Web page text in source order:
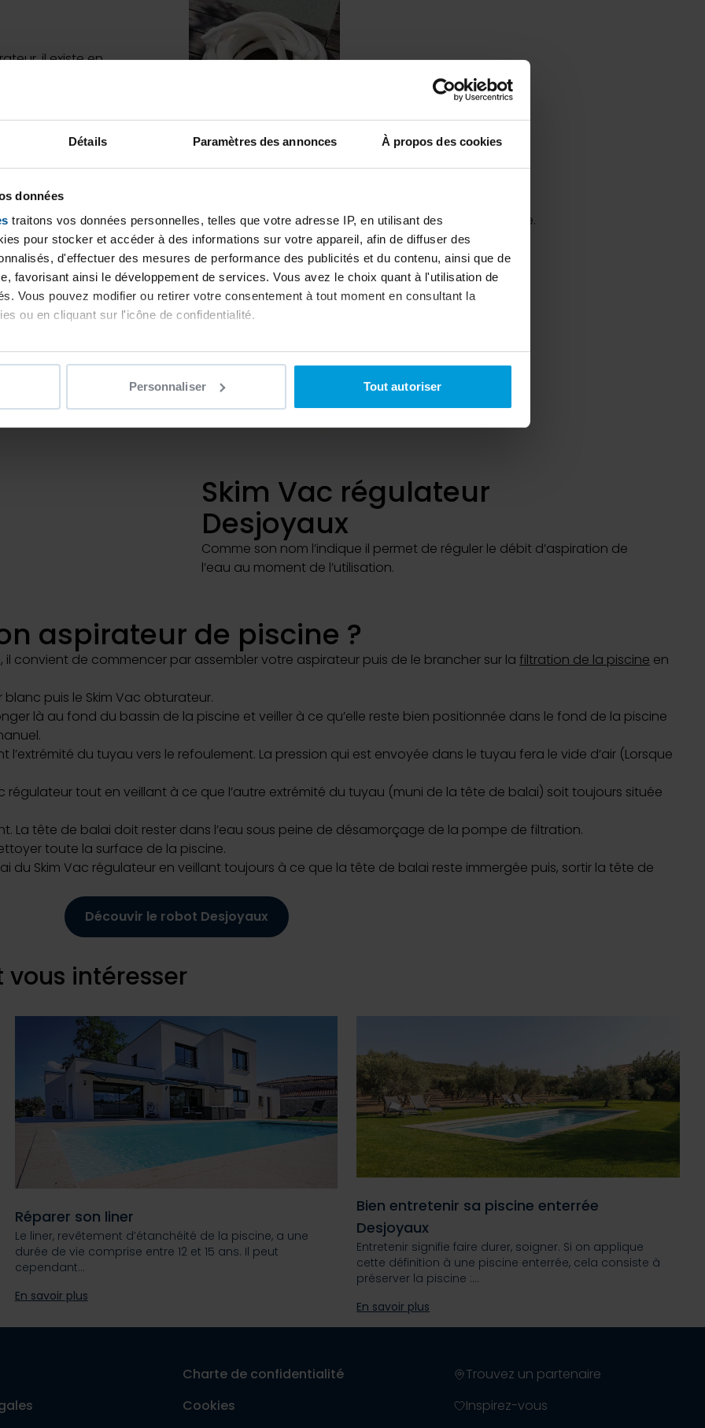
Détails Paramètres des annonces À propos des cookies
données
traitons vos données personnelles, telles que votre adresse IP, en utilisant des
pour stocker et accéder à des informations sur votre appareil, afin de diffuser des
d'effectuer des mesures de performance des publicités et du contenu, ainsi que de
favorisant ainsi le développement de services. Vous avez le choix quant à l'utilisation de
Vous pouvez modifier ou retirer votre consentement à tout moment en consultant la
ou en cliquant sur l'icône de confidentialité.
également :
l'analysant activement pour en relever les caractéristiques spécifiques (empreintes
personnaliser le contenu et les annonces, d'offrir des fonctionnalités relatives aux médias
Nous partageons également des informations sur l'utilisation de notre site avec nos
de publicité et d'analyse, qui peuvent combiner celles-ci avec d'autres informations que
ont collectées lors de votre utilisation de leurs services.
Personnaliser Tout autoriser
Piscine Exclusive : Piscines sur-mesure
Découvrir
Lire la suite
il existe en
des dimensions de
L’utilisation d’un manche est également indispensable.
le Skim Vac prise balai
sur le panier skimmer
Skim Vac régulateur
Desjoyaux
Comme son nom l’indique il permet de réguler le débit d’aspiration de
l’eau au moment de l’utilisation.
aspirateur de piscine ?
convient de commencer par assembler votre aspirateur puis de le brancher sur la filtration de la piscine en
puis le Skim Vac obturateur.
là au fond du bassin de la piscine et veiller à ce qu’elle reste bien positionnée dans le fond de la piscine
du tuyau vers le refoulement. La pression qui est envoyée dans le tuyau fera le vide d’air (Lorsque
régulateur tout en veillant à ce que l’autre extrémité du tuyau (muni de la tête de balai) soit toujours située
La tête de balai doit rester dans l’eau sous peine de désamorçage de la pompe de filtration.
toute la surface de la piscine.
du Skim Vac régulateur en veillant toujours à ce que la tête de balai reste immergée puis, sortir la tête de
Découvir le robot Desjoyaux
intéresser
Réparer son liner
Le liner, revêtement d’étanchéité de la piscine, a une
durée de vie comprise entre 12 et 15 ans. Il peut
cependant…
En savoir plus
Bien entretenir sa piscine enterrée
Desjoyaux
Entretenir signifie faire durer, soigner. Si on applique
cette définition à une piscine enterrée, cela consiste à
préserver la piscine :…
En savoir plus
Charte de confidentialité
Cookies
Trouvez un partenaire
Inspirez-vous